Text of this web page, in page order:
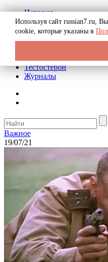
История
Биография
Криминал
Реклама на сайте
Тестостерон
Журналы
Важное
19/07/21
Используя сайт russian7.ru,
cookie, которые указаны в